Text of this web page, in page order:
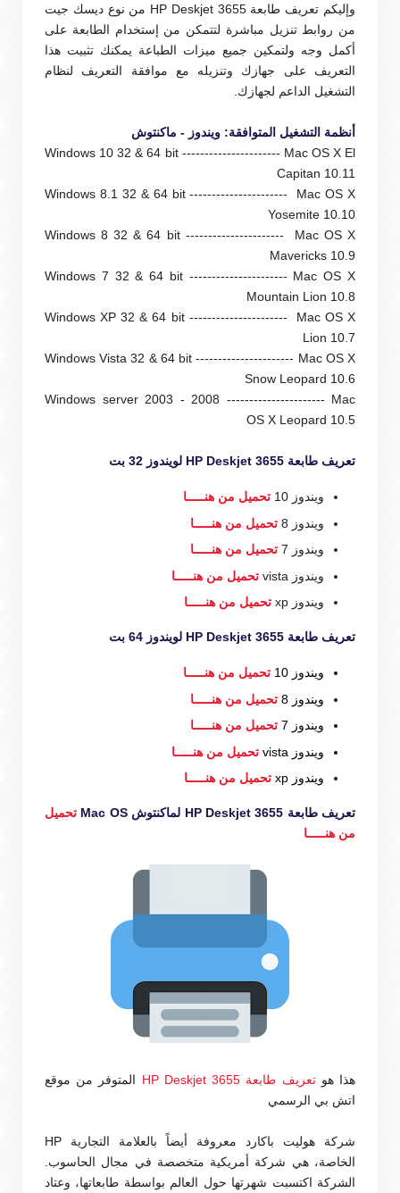
وإليكم تعريف طابعة HP Deskjet 3655 من
نوع ديسك جيت
من روابط تنزيل مباشرة لتتمكن من إستخدام الطابعة على
أكمل وجه ولتمكين جميع ميزات الطباعة يمكنك تثبيت هذا
التعريف على جهازك وتنزيله مع موافقة التعريف لنظام
التشغيل الداعم لجهازك.
أنظمة التشغيل المتوافقة: ويندوز - ماكنتوش
Windows 10 32 & 64 bit ---------------------- Mac OS X El
Capitan 10.11
Windows 8.1 32 & 64 bit ---------------------- Mac OS X
Yosemite 10.10
Windows 8 32 & 64 bit ---------------------- Mac OS X
Mavericks 10.9
Windows 7 32 & 64 bit ---------------------- Mac OS X
Mountain Lion 10.8
Windows XP 32 & 64 bit ---------------------- Mac OS X
Lion 10.7
Windows Vista 32 & 64 bit ---------------------- Mac OS X
Snow Leopard 10.6
Windows server 2003 - 2008 ---------------------- Mac
OS X Leopard 10.5
تعريف طابعة HP Deskjet 3655 لويندوز 32 بت
ويندوز 10
تحميل من هنـــــا
ويندوز 8
تحميل من هنـــــا
ويندوز 7
تحميل من هنـــــا
ويندوز vista
تحميل من هنـــــا
ويندوز xp
تحميل من هنـــــا
تعريف طابعة HP Deskjet 3655 لويندوز 64 بت
ويندوز 10
تحميل من هنـــــا
ويندوز 8
تحميل من هنـــــا
ويندوز 7
تحميل من هنـــــا
ويندوز vista
تحميل من هنـــــا
ويندوز xp
تحميل من هنـــــا
تعريف طابعة HP Deskjet 3655 لماكنتوش Mac OS
تحميل
من هنـــــا
هذا هوتعريف طابعة HP Deskjet 3655
المتوفر من موقع
اتش بي الرسمي
شركة هوليت باكارد معروفة أيضاً بالعلامة التجارية HP
الخاصة، هي شركة أمريكية متخصصة في مجال الحاسوب.
الشركة اكتسبت شهرتها حول العالم بواسطة طابعاتها، وعتاد